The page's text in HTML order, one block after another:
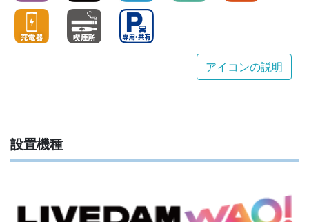
アイコンの説明
設置機種